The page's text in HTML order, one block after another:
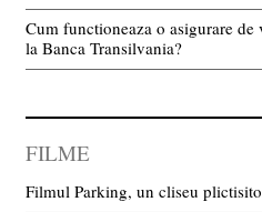
Cum functioneaza o asigurare
la Banca Transilvania?
FILME
Filmul Parking, un cliseu